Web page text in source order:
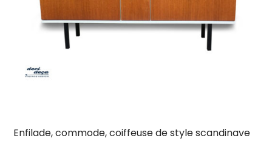
Enfilade, commode, coiffeuse de style scandinave